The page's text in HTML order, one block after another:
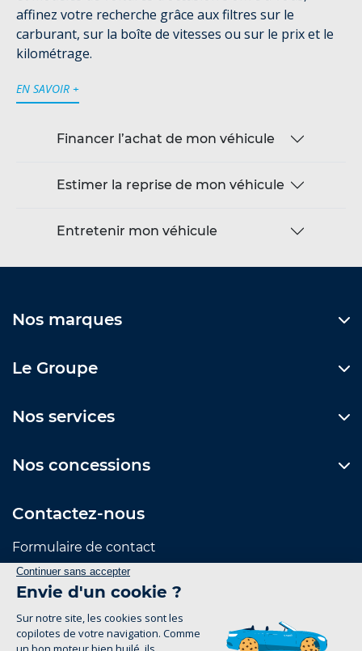
affinez votre recherche grâce aux filtres sur le
carburant, sur la boîte de vitesses ou sur le prix et le
kilométrage.
EN SAVOIR +
Financer l’achat de mon véhicule
Estimer la reprise de mon véhicule
Entretenir mon véhicule
Nos marques
Le Groupe
Nos services
Nos concessions
Contactez-nous
Formulaire de contact
Suivez-nous
Mentions Légales